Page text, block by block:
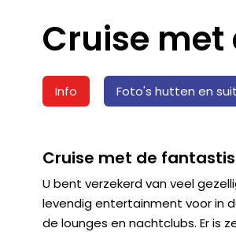
Cruise met
Info Foto's hutten en
Cruise met de
U bent verzekerd van veel
levendig entertainment voor in
de lounges en nachtclubs. Er is